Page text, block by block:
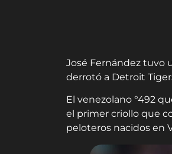
José Fernández tuvo
derrotó a Detroit
El venezolano °492
el primer criollo que
peloteros nacidos en